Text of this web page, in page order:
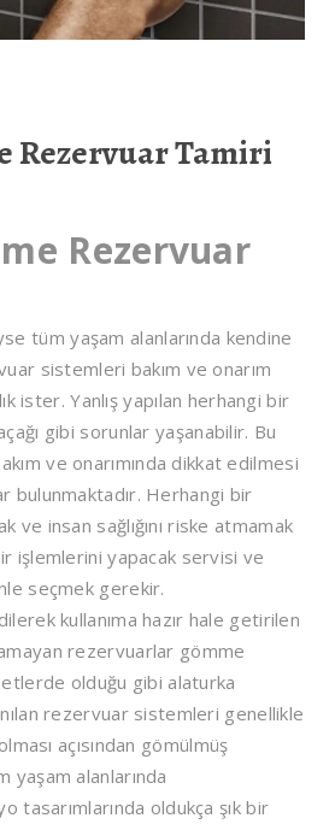
Rezervuar Tamiri
Rezervuar
tüm yaşam alanlarında kendine
sistemleri bakım ve onarım
ister. Yanlış yapılan herhangi bir
gibi sorunlar yaşanabilir. Bu
ve onarımında dikkat edilmesi
bulunmaktadır. Herhangi bir
ve insan sağlığını riske atmamak
işlemlerini yapacak servisi ve
seçmek gerekir.
kullanıma hazır hale getirilen
rezervuarlar gömme
olduğu gibi alaturka
rezervuar sistemleri genellikle
açısından gömülmüş
yaşam alanlarında
tasarımlarında oldukça şık bir